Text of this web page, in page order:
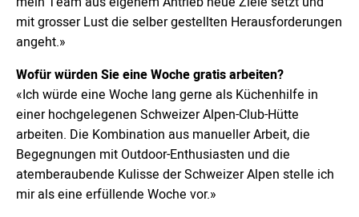
mit grosser Lust die selber gestellten Herausforderungen
angeht.»
Wofür würden Sie eine Woche gratis arbeiten?
«Ich würde eine Woche lang gerne als Küchenhilfe in
einer hochgelegenen Schweizer Alpen-Club-Hütte
arbeiten. Die Kombination aus manueller Arbeit, die
Begegnungen mit Outdoor-Enthusiasten und die
atemberaubende Kulisse der Schweizer Alpen stelle ich
mir als eine erfüllende Woche vor.»